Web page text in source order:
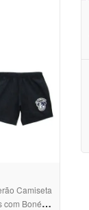
Camiseta
com Boné